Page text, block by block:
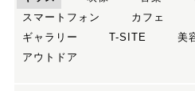
スマートフォン
カフェ
ギャラリー
T-SITE 美
アウトドア